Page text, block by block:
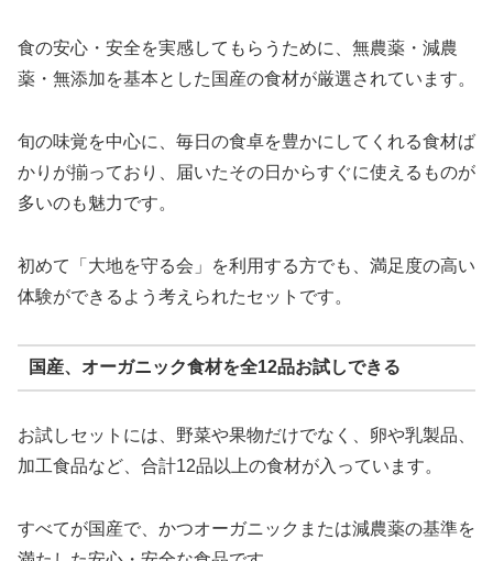
食の安心・安全を実感してもらうために、無農薬・減農
薬・無添加を基本とした国産の食材が厳選されています。
旬の味覚を中心に、毎日の食卓を豊かにしてくれる食材ば
かりが揃っており、届いたその日からすぐに使えるものが
多いのも魅力です。
初めて「大地を守る会」を利用する方でも、満足度の高い
体験ができるよう考えられたセットです。
国産、オーガニック食材を全12品お試しできる
お試しセットには、野菜や果物だけでなく、卵や乳製品、
加工食品など、合計12品以上の食材が入っています。
すべてが国産で、かつオーガニックまたは減農薬の基準を